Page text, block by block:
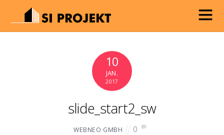
10
JAN.
2017
slide_start2_sw
WEBNEO GMBH 0